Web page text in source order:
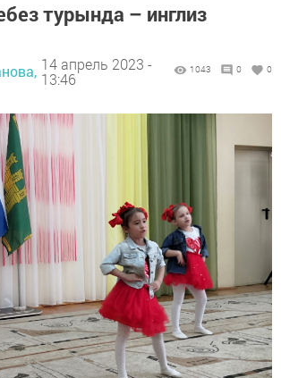
турында – инглиз
14 апрель 2023 -
13:46
1043 0 0